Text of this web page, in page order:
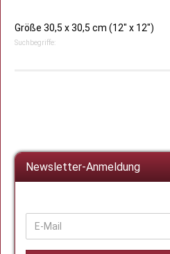
Größe 30,5 x 30,5 cm (12" x 12")
Suchbegriffe:
Newsletter-Anmeldung
WEITER
ZUR
NEWSLETTER-
E-
Mail